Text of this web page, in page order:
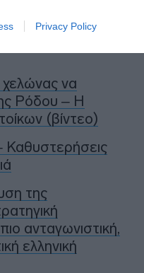
Privacy Policy
χελώνας να
Ρόδου – Η
(βίντεο)
Καθυστερήσεις
της
ανταγωνιστική,
ελληνική